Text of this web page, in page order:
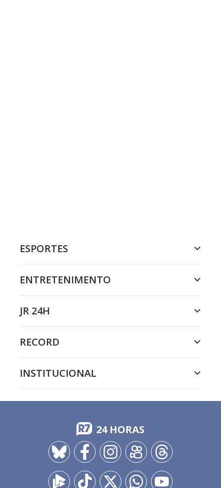
ESPORTES
ENTRETENIMENTO
JR 24H
RECORD
INSTITUCIONAL
24 HORAS